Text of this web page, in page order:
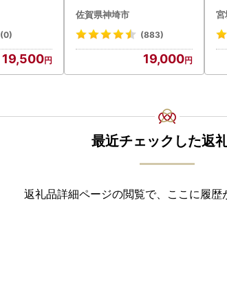
(0)
19,500
佐賀県神埼市
(883)
19,000
宮
最近チェックした返
返礼品詳細ページの閲覧で、ここに履歴